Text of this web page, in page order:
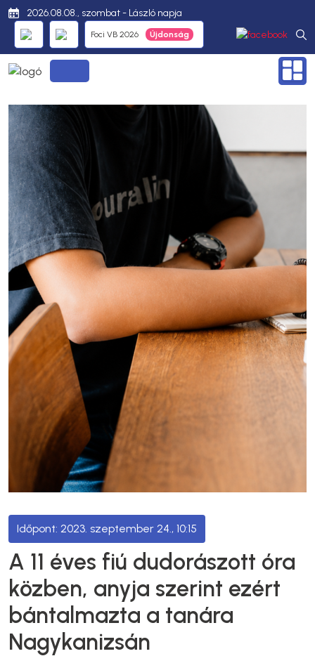
2026.08.08., szombat - László napja
Foci VB 2026
2023. szeptember 24., 10:15
A 11 éves fiú dudorászott óra
közben, anyja szerint ezért
bántalmazta a tanára
Nagykanizsán